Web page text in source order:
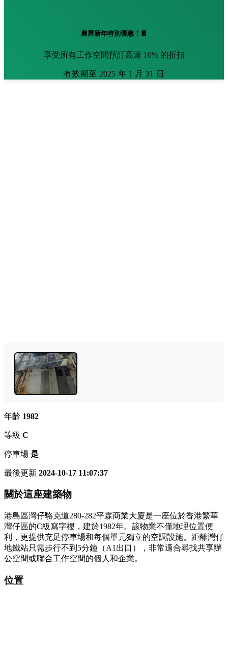
農曆新年特別優惠！🧧
享受所有工作空間預訂高達 10% 的折扣
有效期至 2025 年 1 月 31 日
年齡 1982
等級 C
停車場 是
最後更新 2024-10-17 11:07:37
關於這座建築物
港島區灣仔駱克道280-282平霖商業大廈是一座位於香港繁華
灣仔區的C級寫字樓，建於1982年。該物業不僅地理位置便
利，更提供充足停車場和每個單元獨立的空調設施。距離灣仔
地鐵站只需步行不到5分鐘（A1出口），非常適合尋找共享辦
公空間或聯合工作空間的個人和企業。
位置